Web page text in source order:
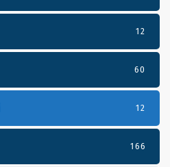
12
60
12
166